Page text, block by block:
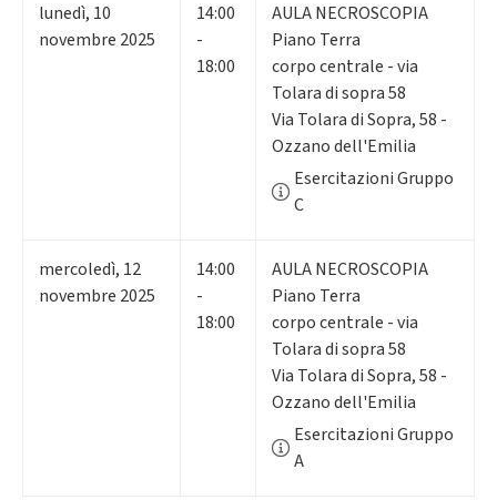
lunedì, 10
novembre 2025
14:00
-
18:00
AULA NECROSCOPIA
Piano Terra
corpo centrale - via
Tolara di sopra 58
Via Tolara di Sopra, 58 -
Ozzano dell'Emilia
Esercitazioni Gruppo
C
mercoledì, 12
novembre 2025
14:00
-
18:00
AULA NECROSCOPIA
Piano Terra
corpo centrale - via
Tolara di sopra 58
Via Tolara di Sopra, 58 -
Ozzano dell'Emilia
Esercitazioni Gruppo
A